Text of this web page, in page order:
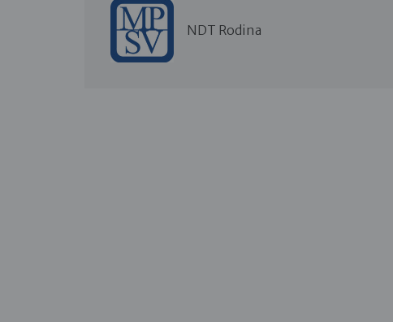
NDT Rodina